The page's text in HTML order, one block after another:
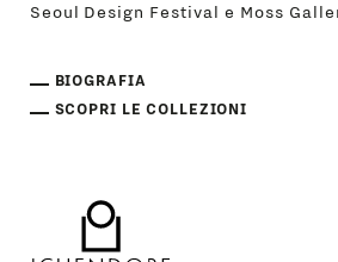
Seoul Design Festival e Moss
BIOGRAFIA
SCOPRI LE COLLEZIONI